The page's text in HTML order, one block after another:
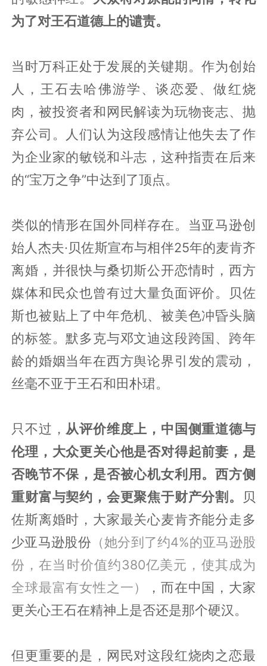
为了对王石道德上的谴责。
当时万科正处于发展的关键期。作为创始
人，王石去哈佛游学、谈恋爱、做红烧
肉，被投资者和网民解读为玩物丧志、抛
弃公司。人们认为这段感情让他失去了作
为企业家的敏锐和斗志，这种指责在后来
的“宝万之争”中达到了顶点。
类似的情形在国外同样存在。当亚马逊创
始人杰夫·贝佐斯宣布与相伴25年的麦肯齐
离婚，并很快与桑切斯公开恋情时，西方
媒体和民众也曾有过大量负面评价。贝佐
斯也被贴上了中年危机、被美色冲昏头脑
的标签。默多克与邓文迪这段跨国、跨年
龄的婚姻当年在西方舆论界引发的震动，
丝毫不亚于王石和田朴珺。
只不过， 从评价维度上，中国侧重道德与
伦理，大众更关心他是否对得起前妻，是
否晚节不保，是否被心机女利用。西方侧
重财富与契约，会更聚焦于财产分割。
贝
佐斯离婚时，大家最关心麦肯齐能分走多
少亚马逊股份 （她分到了约4%的亚马逊股
份，在当时价值约380亿美元，使其成为
全球最富有女性之一）
，而在中国，大家
更关心王石在精神上是否还是那个硬汉。
但更重要的是，网民对这段红烧肉之恋最